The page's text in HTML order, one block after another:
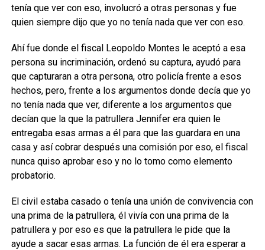
tenía que ver con eso, involucró a otras personas y fue
quien siempre dijo que yo no tenía nada que ver con eso.
Ahí fue donde el fiscal Leopoldo Montes le aceptó a esa
persona su incriminación, ordenó su captura, ayudó para
que capturaran a otra persona, otro policía frente a esos
hechos, pero, frente a los argumentos donde decía que yo
no tenía nada que ver, diferente a los argumentos que
decían que la que la patrullera Jennifer era quien le
entregaba esas armas a él para que las guardara en una
casa y así cobrar después una comisión por eso, el fiscal
nunca quiso aprobar eso y no lo tomo como elemento
probatorio.
El civil estaba casado o tenía una unión de convivencia con
una prima de la patrullera, él vivía con una prima de la
patrullera y por eso es que la patrullera le pide que la
ayude a sacar esas armas. La función de él era esperar a